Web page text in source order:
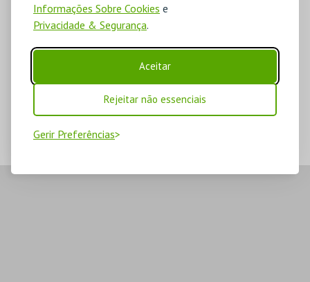
Informações Sobre Cookies e
Privacidade & Segurança.
Aceitar
Rejeitar não essenciais
Gerir Preferências